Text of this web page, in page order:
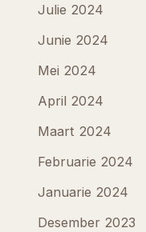
Julie 2024
Junie 2024
Mei 2024
April 2024
Maart 2024
Februarie 2024
Januarie 2024
Desember 2023